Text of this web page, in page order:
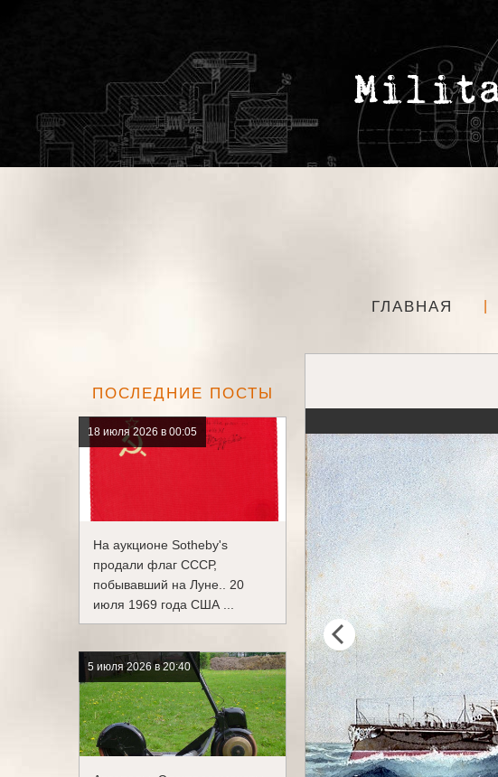
ГЛАВНАЯ
ПОСЛЕДНИЕ ПОСТЫ
18 июля 2026 в 00:05
На аукционе Sotheby's
продали флаг СССР,
побывавший на Луне.. 20
июля 1969 года США ...
5 июля 2026 в 20:40